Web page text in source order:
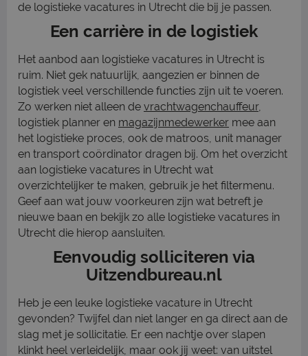
de logistieke vacatures in Utrecht die bij je passen.
Een carrière in de logistiek
Het aanbod aan logistieke vacatures in Utrecht is
ruim. Niet gek natuurlijk, aangezien er binnen de
logistiek veel verschillende functies zijn uit te voeren.
Zo werken niet alleen de vrachtwagenchauffeur,
logistiek planner en magazijnmedewerker mee aan
het logistieke proces, ook de matroos, unit manager
en transport coördinator dragen bij. Om het overzicht
aan logistieke vacatures in Utrecht wat
overzichtelijker te maken, gebruik je het filtermenu.
Geef aan wat jouw voorkeuren zijn wat betreft je
nieuwe baan en bekijk zo alle logistieke vacatures in
Utrecht die hierop aansluiten.
Eenvoudig solliciteren via
Uitzendbureau.nl
Heb je een leuke logistieke vacature in Utrecht
gevonden? Twijfel dan niet langer en ga direct aan de
slag met je sollicitatie. Er een nachtje over slapen
klinkt heel verleidelijk, maar ook jij weet: van uitstel